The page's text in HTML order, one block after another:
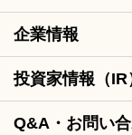
企業情報
投資家情報（IR
Q&A・お問い